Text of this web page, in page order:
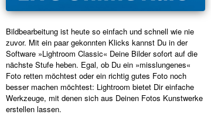
Bildbearbeitung ist heute so einfach und schnell wie nie
zuvor. Mit ein paar gekonnten Klicks kannst Du in der
Software »Lightroom Classic« Deine Bilder sofort auf die
nächste Stufe heben. Egal, ob Du ein »misslungenes«
Foto retten möchtest oder ein richtig gutes Foto noch
besser machen möchtest: Lightroom bietet Dir einfache
Werkzeuge, mit denen sich aus Deinen Fotos Kunstwerke
erstellen lassen.